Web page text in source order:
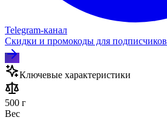
Telegram‑канал
Скидки и промокоды для подписчиков
Ключевые характеристики
500 г
Вес